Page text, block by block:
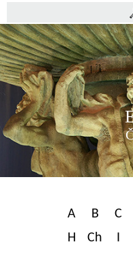
A B C
H
Ch I